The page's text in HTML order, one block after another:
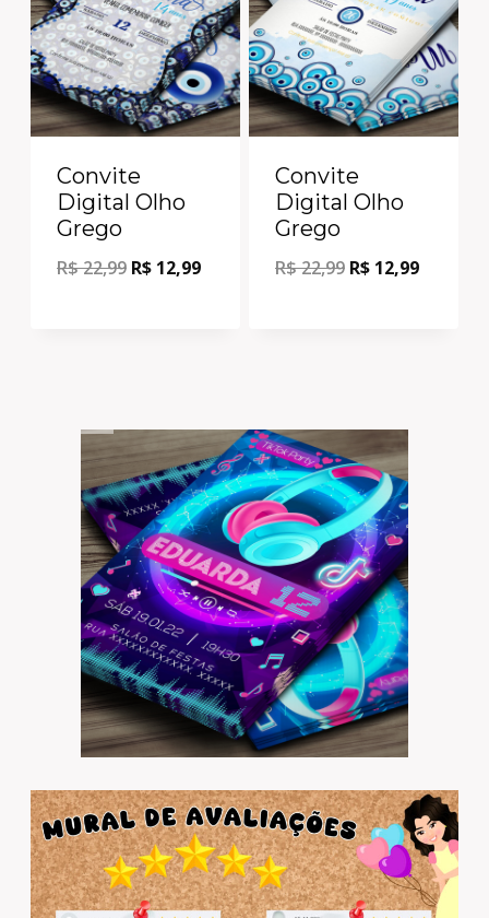
Convite
Digital Olho
Grego
R$22,99 R$ 12,99
Convite
Digital Olho
Grego
R$22,99 R$ 12,99